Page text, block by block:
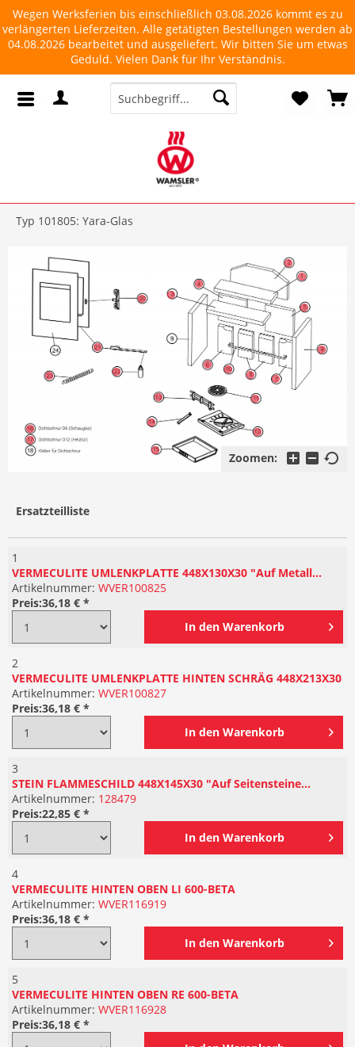
Wegen Werksferien bis einschließlich 03.08.2026 kommt es zu
verlängerten Lieferzeiten. Alle getätigten Bestellungen werden ab
04.08.2026 bearbeitet und ausgeliefert. Wir bitten Sie um etwas
Geduld. Vielen Dank für Ihr Verständnis.
Typ 101805: Yara-Glas
Zoomen:
Ersatzteilliste
1
VERMECULITE UMLENKPLATTE 448X130X30 "Auf Metall...
Artikelnummer: WVER100825
Preis:36,18 € *
In den Warenkorb
2
VERMECULITE UMLENKPLATTE HINTEN SCHRÄG 448X213X30
Artikelnummer: WVER100827
Preis:36,18 € *
In den Warenkorb
3
STEIN FLAMMESCHILD 448X145X30 "Auf Seitensteine...
Artikelnummer: 128479
Preis:22,85 € *
In den Warenkorb
4
VERMECULITE HINTEN OBEN LI 600-BETA
Artikelnummer: WVER116919
Preis:36,18 € *
In den Warenkorb
5
VERMECULITE HINTEN OBEN RE 600-BETA
Artikelnummer: WVER116928
Preis:36,18 € *